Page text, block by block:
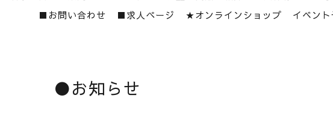
■お問い合わせ
■求人ページ ★オンラインショップ イベン
●お知らせ